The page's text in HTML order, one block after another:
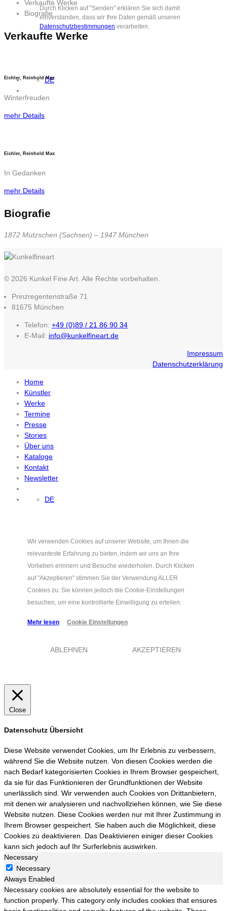
Durch Klicken auf "Senden" erklären Sie sich damit
einverstanden, dass wir Ihre Daten gemäß unseren
Datenschutzbestimmungen verarbeiten.
DE
Verkaufte Werke
Biografie
Verkaufte Werke
Eichler, Reinhold Max
Winterfreuden
mehr Details
Eichler, Reinhold Max
In Gedanken
mehr Details
Biografie
1872 Mutzschen (Sachsen) – 1947 München
© 2026 Kunkel Fine Art. Alle Rechte vorbehalten.
Prinzregentenstraße 71
81675 München
Telefon: +49 (0)89 / 21 86 90 34
E-Mail: info@kunkelfineart.de
Impressum
Datenschutzerklärung
Home
Künstler
Werke
Termine
Presse
Stories
Über uns
Kataloge
Kontakt
Newsletter
DE
Wir verwenden Cookies auf unserer Website, um Ihnen die
relevanteste Erfahrung zu bieten, indem wir uns an Ihre
Vorlieben erinnern und Besuche wiederholen. Durch Klicken
auf "Akzeptieren" stimmen Sie der Verwendung ALLER
Cookies zu. Sie können jedoch die Cookie-Einstellungen
besuchen, um eine kontrollierte Einwilligung zu erteilen.
Mehr lesen Cookie Einstellungen
ABLEHNEN AKZEPTIEREN
Close
Datenschutz Übersicht
Diese Website verwendet Cookies, um Ihr Erlebnis zu verbessern,
während Sie die Website nutzen. Von diesen Cookies werden die
nach Bedarf kategorisierten Cookies in Ihrem Browser gespeichert,
da sie für das Funktionieren der Grundfunktionen der Website
unerlässlich sind. Wir verwenden auch Cookies von Drittanbietern,
mit denen wir analysieren und nachvollziehen können, wie Sie diese
Website nutzen. Diese Cookies werden nur mit Ihrer Zustimmung in
Ihrem Browser gespeichert. Sie haben auch die Möglichkeit, diese
Cookies zu deaktivieren. Das Deaktivieren einiger dieser Cookies
kann sich jedoch auf Ihr Surferlebnis auswirken.
Necessary
Necessary
Always Enabled
Necessary cookies are absolutely essential for the website to
function properly. This category only includes cookies that ensures